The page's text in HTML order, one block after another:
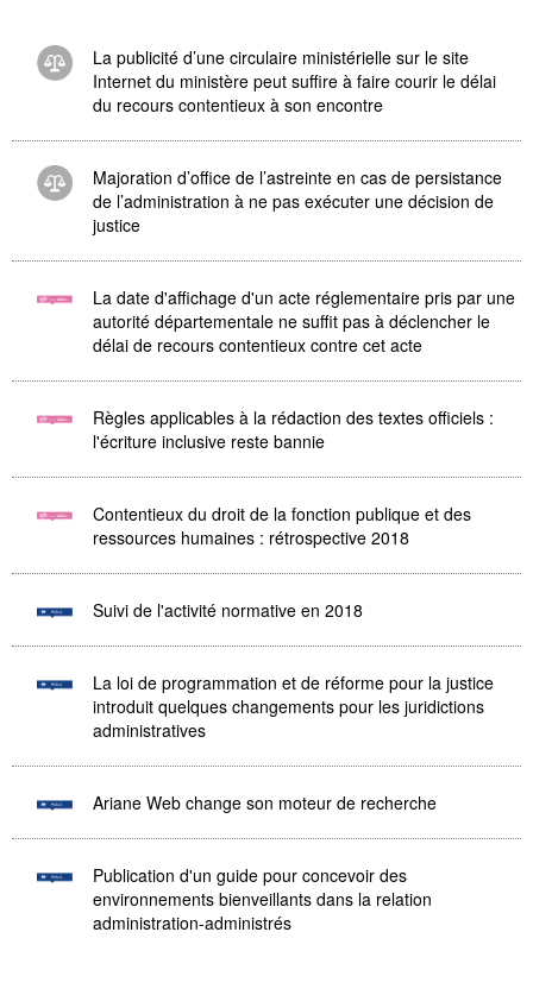
La publicité d’une circulaire ministérielle sur le site
Internet du ministère peut suffire à faire courir le délai
du recours contentieux à son encontre
Majoration d’office de l’astreinte en cas de persistance
de l’administration à ne pas exécuter une décision de
justice
La date d'affichage d'un acte réglementaire pris par une
autorité départementale ne suffit pas à déclencher le
délai de recours contentieux contre cet acte
Règles applicables à la rédaction des textes officiels :
l'écriture inclusive reste bannie
Contentieux du droit de la fonction publique et des
ressources humaines : rétrospective 2018
Suivi de l'activité normative en 2018
La loi de programmation et de réforme pour la justice
introduit quelques changements pour les juridictions
administratives
Ariane Web change son moteur de recherche
Publication d'un guide pour concevoir des
environnements bienveillants dans la relation
administration-administrés